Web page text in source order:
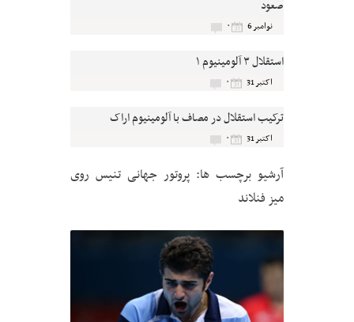
صعود
نوامبر 6 ۰
استقلال ۳ آلومینیوم ۱
اکتبر 31 ۰
ترکیب استقلال در مصاف با آلومینیوم اراک
اکتبر 31 ۰
آرشیو برچسب ها: پروتور جهانی تنیس روی
میز فنلاند